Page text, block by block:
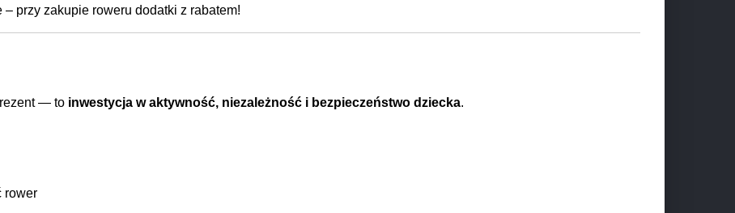
przy zakupie roweru dodatki z rabatem!
— to inwestycja w aktywność, niezależność i bezpieczeństwo dziecka.
rower